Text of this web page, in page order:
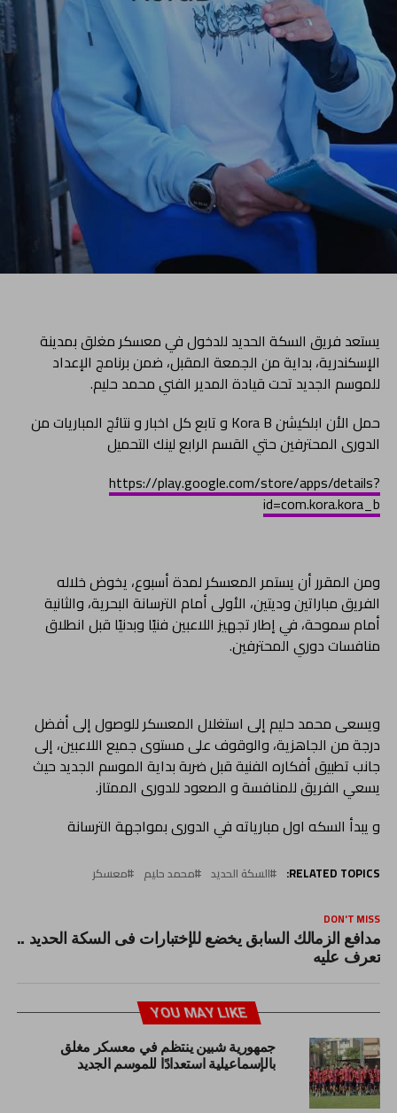
يستعد فريق السكة الحديد للدخول في معسكر مغلق بمدينة
الإسكندرية، بداية من الجمعة المقبل، ضمن برنامج الإعداد
للموسم الجديد تحت قيادة المدير الفني محمد حليم.
حمل الأن ابلكيشن Kora B و تابع كل اخبار و نتائج المباريات من
الدورى المحترفين حتي القسم الرابع لينك التحميل
https://play.google.com/store/apps/details?
id=com.kora.kora_b
ومن المقرر أن يستمر المعسكر لمدة أسبوع، يخوض خلاله
الفريق مباراتين وديتين، الأولى أمام الترسانة البحرية، والثانية
أمام سموحة، في إطار تجهيز اللاعبين فنيًا وبدنيًا قبل انطلاق
منافسات دوري المحترفين.
ويسعى محمد حليم إلى استغلال المعسكر للوصول إلى أفضل
درجة من الجاهزية، والوقوف على مستوى جميع اللاعبين، إلى
جانب تطبيق أفكاره الفنية قبل ضربة بداية الموسم الجديد حيث
يسعي الفريق للمنافسة و الصعود للدورى الممتاز.
و يبدأ السكه اول مبارياته في الدورى بمواجهة الترسانة
RELATED TOPICS: السكة الحديد محمد حليم معسكر
DON'T MISS
مدافع الزمالك السابق يخضع للإختبارات فى السكة الحديد ..
تعرف عليه
YOU MAY LIKE
جمهورية شبين ينتظم في معسكر مغلق
بالإسماعيلية استعدادًا للموسم الجديد